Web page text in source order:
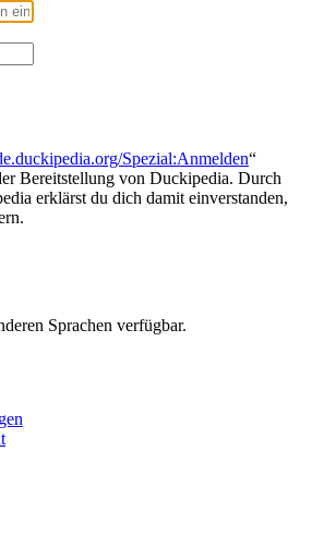
Spezial:Anmelden“
Bereitstellung von Duckipedia. Durch
erklärst du dich damit einverstanden,
Sprachen verfügbar.